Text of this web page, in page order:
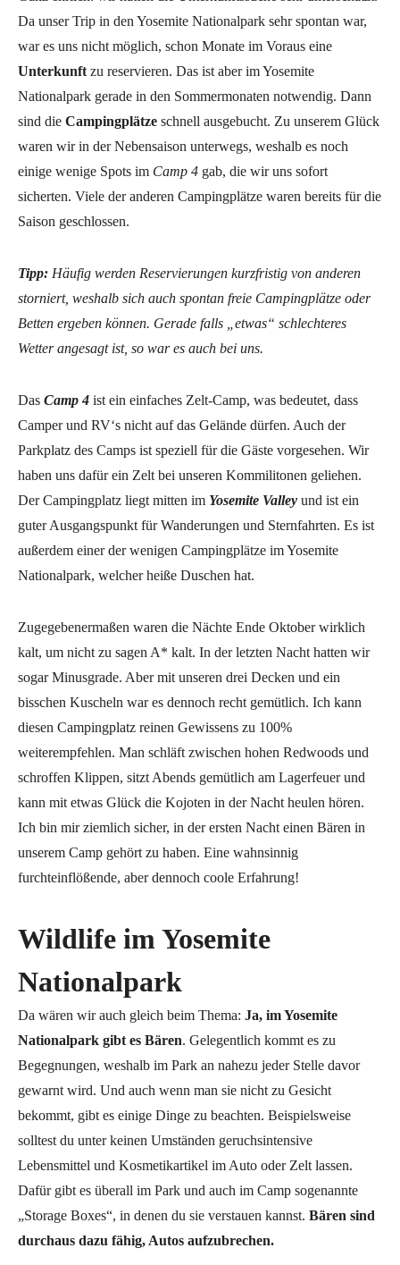
Da unser Trip in den Yosemite Nationalpark sehr spontan war,
war es uns nicht möglich, schon Monate im Voraus eine
Unterkunft zu reservieren. Das ist aber im Yosemite
Nationalpark gerade in den Sommermonaten notwendig. Dann
sind die Campingplätze schnell ausgebucht. Zu unserem Glück
waren wir in der Nebensaison unterwegs, weshalb es noch
einige wenige Spots im Camp 4 gab, die wir uns sofort
sicherten. Viele der anderen Campingplätze waren bereits für die
Saison geschlossen.
Tipp: Häufig werden Reservierungen kurzfristig von anderen
storniert, weshalb sich auch spontan freie Campingplätze oder
Betten ergeben können. Gerade falls „etwas“ schlechteres
Wetter angesagt ist, so war es auch bei uns.
Das Camp 4 ist ein einfaches Zelt-Camp, was bedeutet, dass
Camper und RV‘s nicht auf das Gelände dürfen. Auch der
Parkplatz des Camps ist speziell für die Gäste vorgesehen. Wir
haben uns dafür ein Zelt bei unseren Kommilitonen geliehen.
Der Campingplatz liegt mitten im Yosemite Valley und ist ein
guter Ausgangspunkt für Wanderungen und Sternfahrten. Es ist
außerdem einer der wenigen Campingplätze im Yosemite
Nationalpark, welcher heiße Duschen hat.
Zugegebenermaßen waren die Nächte Ende Oktober wirklich
kalt, um nicht zu sagen A* kalt. In der letzten Nacht hatten wir
sogar Minusgrade. Aber mit unseren drei Decken und ein
bisschen Kuscheln war es dennoch recht gemütlich. Ich kann
diesen Campingplatz reinen Gewissens zu 100%
weiterempfehlen. Man schläft zwischen hohen Redwoods und
schroffen Klippen, sitzt Abends gemütlich am Lagerfeuer und
kann mit etwas Glück die Kojoten in der Nacht heulen hören.
Ich bin mir ziemlich sicher, in der ersten Nacht einen Bären in
unserem Camp gehört zu haben. Eine wahnsinnig
furchteinflößende, aber dennoch coole Erfahrung!
Wildlife im Yosemite
Nationalpark
Da wären wir auch gleich beim Thema: Ja, im Yosemite
Nationalpark gibt es Bären. Gelegentlich kommt es zu
Begegnungen, weshalb im Park an nahezu jeder Stelle davor
gewarnt wird. Und auch wenn man sie nicht zu Gesicht
bekommt, gibt es einige Dinge zu beachten. Beispielsweise
solltest du unter keinen Umständen geruchsintensive
Lebensmittel und Kosmetikartikel im Auto oder Zelt lassen.
Dafür gibt es überall im Park und auch im Camp sogenannte
„Storage Boxes“, in denen du sie verstauen kannst. Bären sind
durchaus dazu fähig, Autos aufzubrechen.